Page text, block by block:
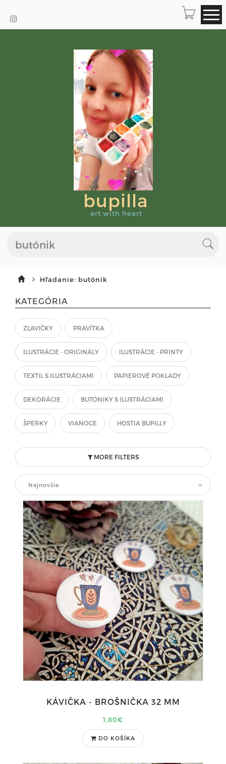
bupilla
art with heart
Hľadanie: butónik
KATEGÓRIA
ZĽAVIČKY PRAVÍTKA
ILUSTRÁCIE - ORIGINÁLY ILUSTRÁCIE - PRINTY
TEXTIL S ILUSTRÁCIAMI PAPIEROVÉ POKLADY
DEKORÁCIE BUTÓNIKY S ILUSTRÁCIAMI
ŠPERKY VIANOCE HOSTIA BUPILLY
MORE FILTERS
Najnovšie
KÁVIČKA - BROŠNIČKA 32 MM
1,80€
DO KOŠÍKA